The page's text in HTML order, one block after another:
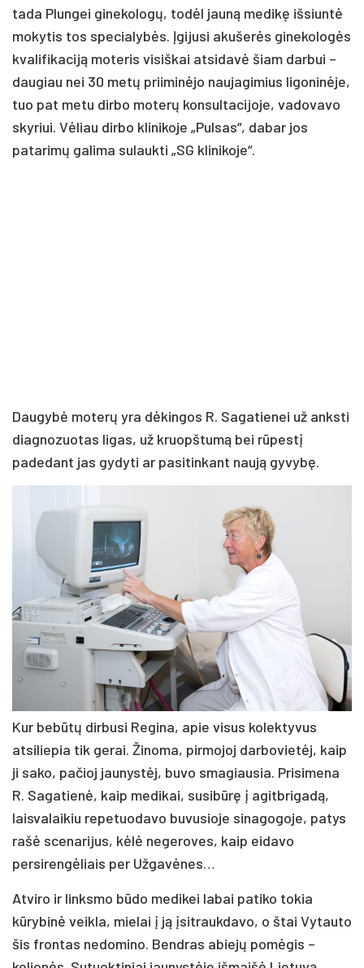
tada Plungei ginekologų, todėl jauną medikę išsiuntė
mokytis tos specialybės. Įgijusi akušerės ginekologės
kvalifikaciją moteris visiškai atsidavė šiam darbui –
daugiau nei 30 metų priiminėjo naujagimius ligoninėje,
tuo pat metu dirbo moterų konsultacijoje, vadovavo
skyriui. Vėliau dirbo klinikoje „Pulsas“, dabar jos
patarimų galima sulaukti „SG klinikoje“.
Daugybė moterų yra dėkingos R. Sagatienei už anksti
diagnozuotas ligas, už kruopštumą bei rūpestį
padedant jas gydyti ar pasitinkant naują gyvybę.
Kur bebūtų dirbusi Regina, apie visus kolektyvus
atsiliepia tik gerai. Žinoma, pirmojoj darbovietėj, kaip
ji sako, pačioj jaunystėj, buvo smagiausia. Prisimena
R. Sagatienė, kaip medikai, susibūrę į agitbrigadą,
laisvalaikiu repetuodavo buvusioje sinagogoje, patys
rašė scenarijus, kėlė negeroves, kaip eidavo
persirengėliais per Užgavėnes…
Atviro ir linksmo būdo medikei labai patiko tokia
kūrybinė veikla, mielai į ją įsitraukdavo, o štai Vytauto
šis frontas nedomino. Bendras abiejų pomėgis –